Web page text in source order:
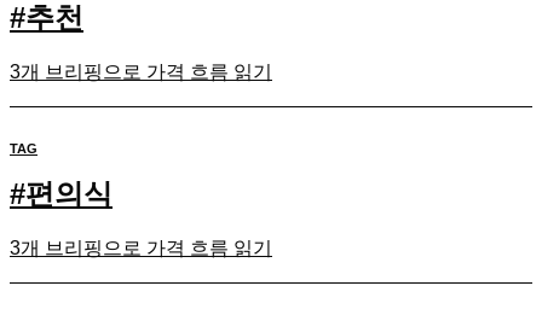
#추천
3개 브리핑으로 가격 흐름 읽기
TAG
#편의식
3개 브리핑으로 가격 흐름 읽기